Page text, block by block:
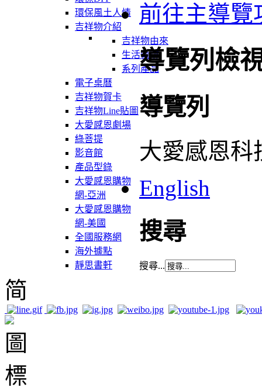
環保風土人情
吉祥物介紹
吉祥物由來
生活軌跡
系列產品
電子桌曆
吉祥物賀卡
吉祥物Line貼圖
大愛感恩劇場
綠菩提
影音館
產品型錄
大愛感恩購物
網-亞洲
大愛感恩購物
網-美國
全國服務網
海外據點
靜思書軒
前往主導覽
導覽列檢
導覽列
大愛感恩科
English
搜尋
搜尋...
简